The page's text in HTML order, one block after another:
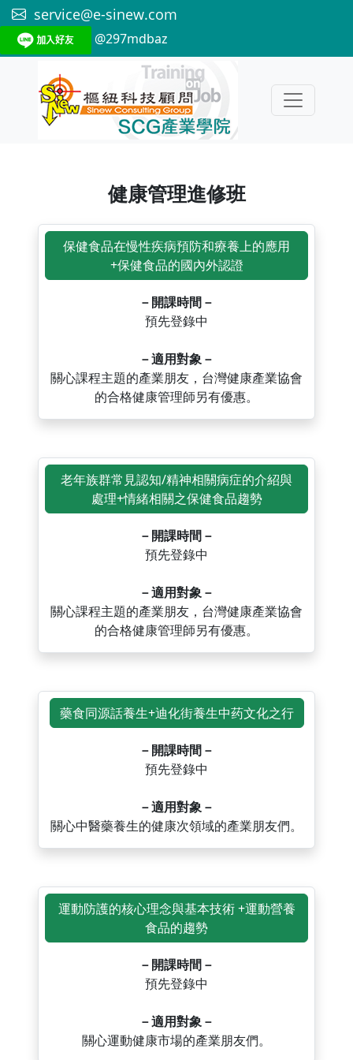
service@e-sinew.com
@297mdbaz
健康管理進修班
保健食品在慢性疾病預防和療養上的應用
+保健食品的國內外認證
－開課時間－
預先登錄中
－適用對象－
關心課程主題的產業朋友，台灣健康產業協會
的合格健康管理師另有優惠。
老年族群常見認知/精神相關病症的介紹與
處理+情緒相關之保健食品趨勢
－開課時間－
預先登錄中
－適用對象－
關心課程主題的產業朋友，台灣健康產業協會
的合格健康管理師另有優惠。
藥食同源話養生+迪化街養生中药文化之行
－開課時間－
預先登錄中
－適用對象－
關心中醫藥養生的健康次領域的產業朋友們。
運動防護的核心理念與基本技術 +運動營養
食品的趨勢
－開課時間－
預先登錄中
－適用對象－
關心運動健康市場的產業朋友們。